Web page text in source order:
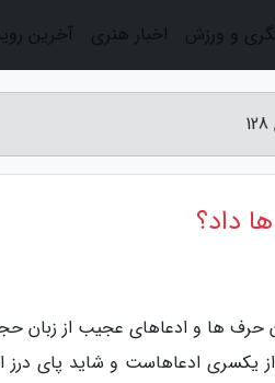
داد؟
نوشت: شنیدن حرف ها و ادعاهای عجیب از
یکسری ادعاهاست و شاید پای درز
و ورزش اخبار هنری آخرین